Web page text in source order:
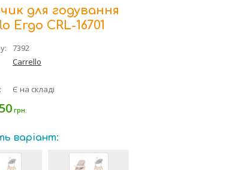
для годування
Ergo CRL-16701
7392
Carrello
Є на складі
грн.
варіант: